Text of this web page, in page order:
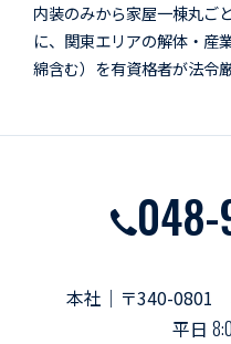
内装のみから家屋一棟丸ご
に、関東エリアの解体・産
綿含む）を有資格者が法令
本社｜〒340-0801
平日